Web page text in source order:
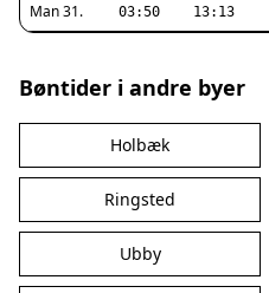
Man 31. 03:50 13:13
Bøntider i andre byer
Holbæk
Ringsted
Ubby